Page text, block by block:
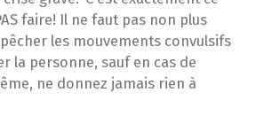
faire! Il ne faut pas non plus
les mouvements convulsifs
la personne, sauf en cas de
ne donnez jamais rien à